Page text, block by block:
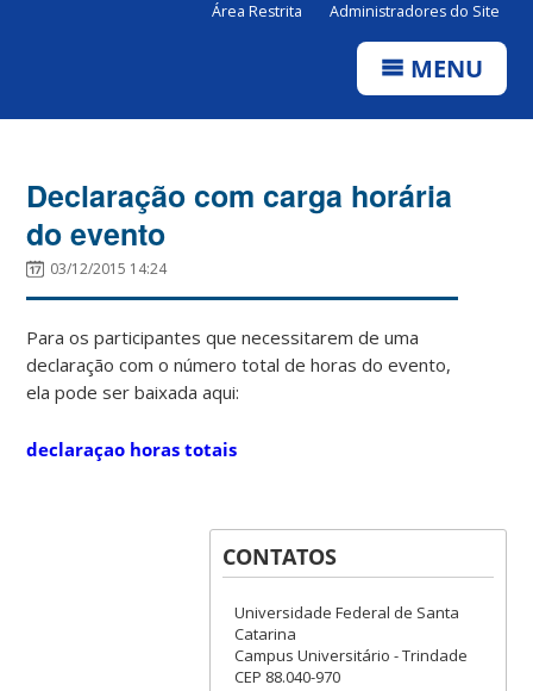
Área Restrita Administradores do Site
MENU
Declaração com carga horária
do evento
03/12/2015 14:24
Para os participantes que necessitarem de uma
declaração com o número total de horas do evento,
ela pode ser baixada aqui:
declaraçao horas totais
CONTATOS
Universidade Federal de Santa
Catarina
Campus Universitário - Trindade
CEP 88.040-970